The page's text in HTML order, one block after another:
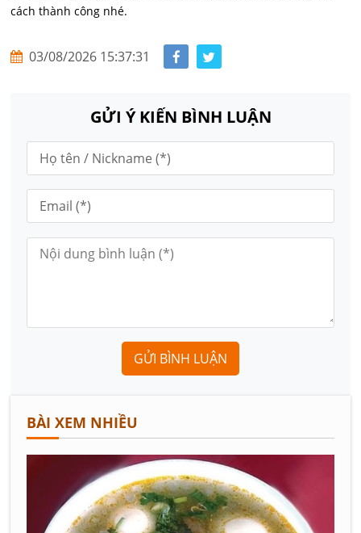
cách thành công nhé.
03/08/2026 15:37:31
GỬI Ý KIẾN BÌNH LUẬN
GỬI BÌNH LUẬN
BÀI XEM NHIỀU